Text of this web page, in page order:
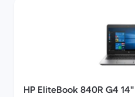
HP EliteBook 840R G4